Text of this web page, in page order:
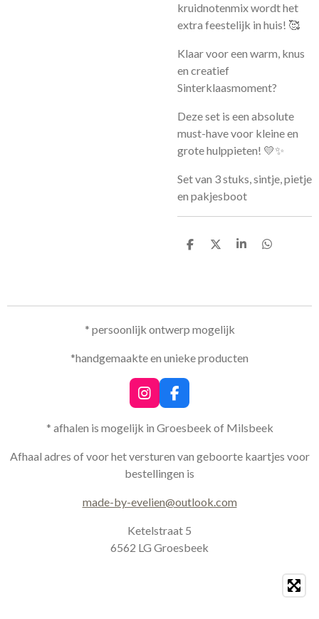
kruidnotenmix wordt het
extra feestelijk in huis! 🥰
Klaar voor een warm, knus
en creatief
Sinterklaasmoment?
Deze set is een absolute
must-have voor kleine en
grote hulppieten! 💛✨
Set van 3 stuks, sintje, pietje
en pakjesboot
D
D
S
D
* persoonlijk ontwerp mogelijk
*handgemaakte en unieke producten
I
n
s
a
r
m
F
a
c
b
o
* afhalen is mogelijk in Groesbeek of Milsbeek
Afhaal adres of voor het versturen van geboorte kaartjes voor
bestellingen is
made-by-evelien@outlook.com
Ketelstraat 5
6562 LG Groesbeek